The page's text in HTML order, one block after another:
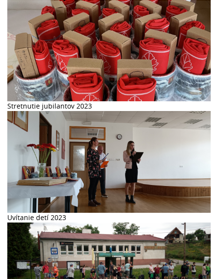
Stretnutie jubilantov 2023
Uvítanie detí 2023